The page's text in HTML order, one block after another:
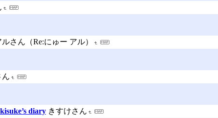
ルさん（Re:にゅー アル）
ん
diary きすけさん